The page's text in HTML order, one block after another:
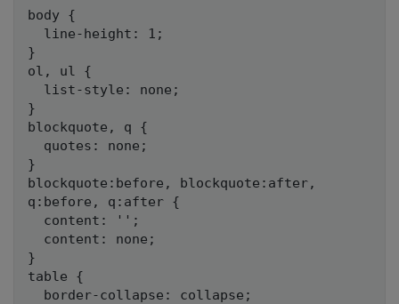
body {
  line-height: 1;
}
ol, ul {
  list-style: none;
}
blockquote, q {
  quotes: none;
}
blockquote:before, blockquote:after,
q:before, q:after {
  content: '';
  content: none;
}
table {
  border-collapse: collapse;